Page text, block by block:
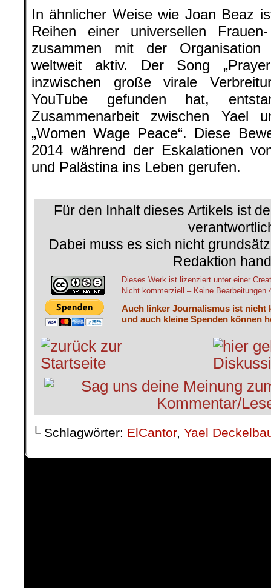
In ähnlicher Weise wie Joan Beaz
Reihen einer universellen
zusammen mit der Organisation
weltweit aktiv. Der Song
inzwischen große virale
YouTube gefunden hat,
Zusammenarbeit zwischen Yael
„Women Wage Peace“. Diese
2014 während der Eskalationen
und Palästina ins Leben gerufen.
Für den Inhalt dieses Artikels ist
Dabei muss es sich nicht
Redaktion
Dieses Werk ist lizenziert unter einer
Nicht kommerziell – Keine Bearbeitungen
Auch linker Journalismus ist nicht
und auch kleine Spenden können
└ Schlagwörter: ElCantor, Yael